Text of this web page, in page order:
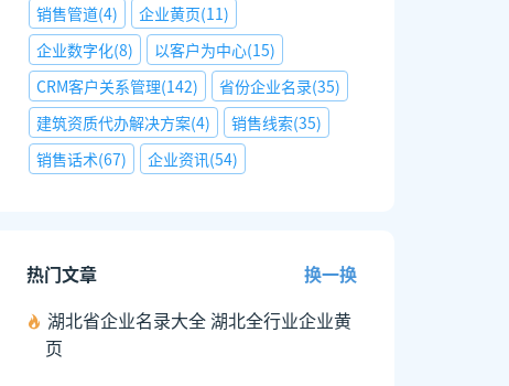
销售管道(4) 企业黄页(11)
企业数字化(8) 以客户为中心(15)
CRM客户关系管理(142) 省份企业名录(35)
建筑资质代办解决方案(4) 销售线索(35)
销售话术(67) 企业资讯(54)
热门文章
换一换
湖北省企业名录大全 湖北全行业企业黄
页